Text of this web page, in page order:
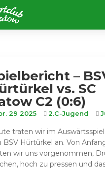
–
vs. SC
C2 (0:6)
29 2025 2.C-Jugend
traten wir im
BSV Hürtürkel an. Von
wir uns vorgenommen,
hoch zu pressen und